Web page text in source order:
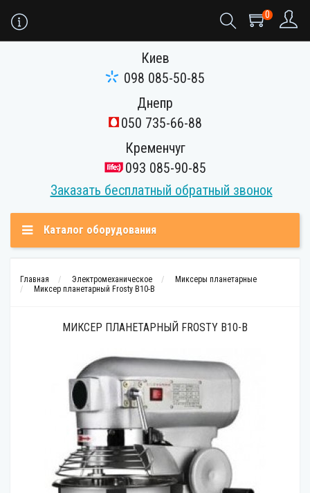
0
Киев
098 085-50-85
Днепр
050 735-66-88
Кременчуг
093 085-90-85
Заказать бесплатный обратный звонок
Каталог оборудования
Главная Электромеханическое
Миксеры планетарные
Миксер планетарный Frosty B10-B
МИКСЕР ПЛАНЕТАРНЫЙ FROSTY B10-B